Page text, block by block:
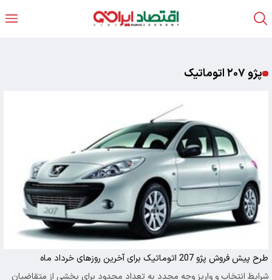
پژو ۲۰۷ اتوماتیک
طرح پیش فروش پژو 207 اتوماتیک برای آخرین روزهای خرداد ماه
شرایط انتخاب و واریز وجه مجدد به تعداد محدود برای بخشی از متقاضیان